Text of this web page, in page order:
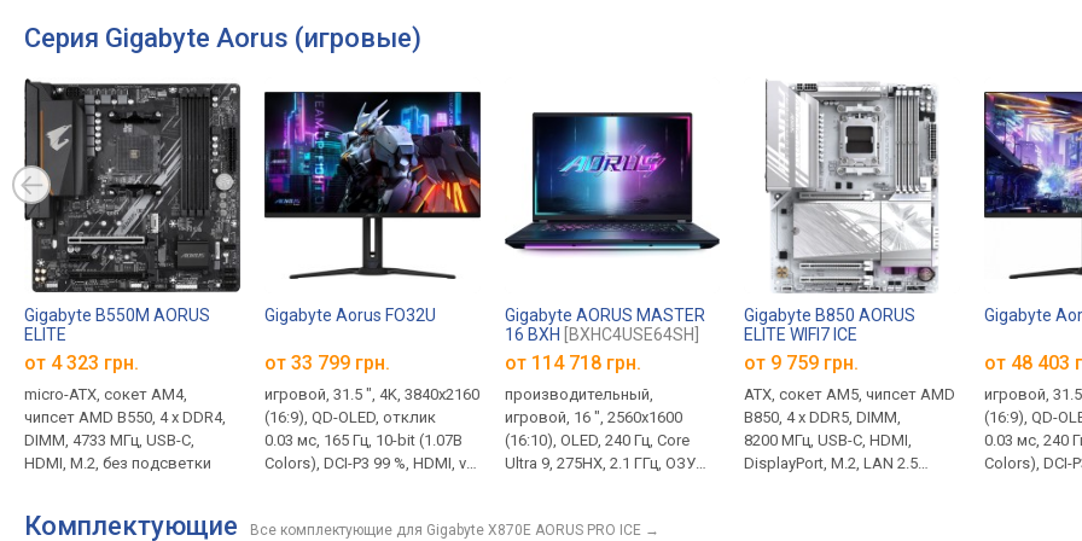
Серия Gigabyte Aorus (игровые)
Gigabyte B550M AORUS
ELITE
от 4 323 грн.
micro-ATX, сокет AM4,
чипсет AMD B550, 4 x DDR4,
DIMM, 4733 МГц, USB-C,
HDMI, M.2, без подсветки
Gigabyte Aorus FO32U
от 33 799 грн.
игровой, 31.5 ", 4K, 3840x2160
(16:9), QD-OLED, отклик
0.03 мс, 165 Гц, 10-bit (1.07B
Colors), DCI-P3 99 %, HDMI, v
USB-A 2x5Gbps, KVM-
Gigabyte AORUS MASTER
16 BXH
[BXHC4USE64SH]
от 114 718 грн.
производительный,
игровой, 16 ", 2560x1600
(16:10), OLED, 240 Гц, Core
Ultra 9, 275HX, 2.1 ГГц, ОЗУ
USB-A 10Gbps, USB-C 40G
Gigabyte B850 AORUS
ELITE WIFI7 ICE
от 9 759 грн.
ATX, сокет AM5, чипсет AMD
B850, 4 x DDR5, DIMM,
8200 МГц, USB-C, HDMI,
DisplayPort, M.2, LAN 2.5
Gigabyte
от 48 403
игровой,
(16:9), QD-
0.03 мс, 240
Colors), DCI-
Комплектующие Все комплектующие для Gigabyte X870E AORUS PRO ICE →